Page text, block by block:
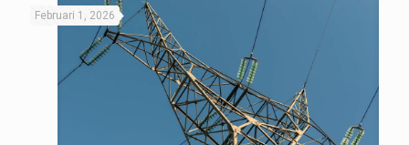
Februari 1, 2026